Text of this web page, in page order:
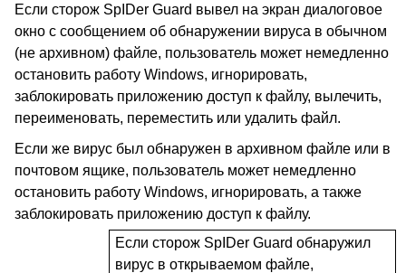
Если сторож SpIDer Guard вывел на экран диалоговое
окно с сообщением об обнаружении вируса в обычном
(не архивном) файле, пользователь может немедленно
остановить работу Windows, игнорировать,
заблокировать приложению доступ к файлу, вылечить,
переименовать, переместить или удалить файл.
Если же вирус был обнаружен в архивном файле или в
почтовом ящике, пользователь может немедленно
остановить работу Windows, игнорировать, а также
заблокировать приложению доступ к файлу.
Если сторож SpIDer Guard обнаружил
вирус в открываемом файле,